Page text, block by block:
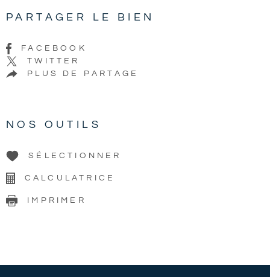
PARTAGER LE BIEN
FACEBOOK
TWITTER
PLUS DE PARTAGE
NOS OUTILS
SÉLECTIONNER
CALCULATRICE
IMPRIMER